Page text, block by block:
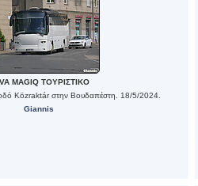
MAGIQ ΤΟΥΡΙΣΤΙΚΟ
Közraktár στην Βουδαπέστη. 18/5/2024.
Giannis